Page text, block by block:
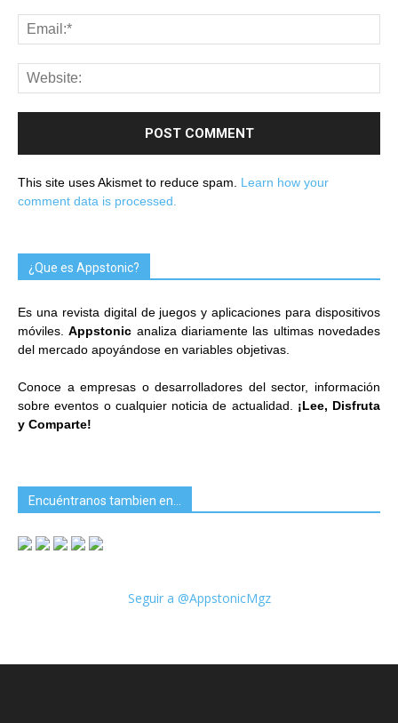
This site uses Akismet to reduce spam. Learn how your
comment data is processed.
¿Que es Appstonic?
Es una revista digital de juegos y aplicaciones para dispositivos
móviles.Appstonic analiza diariamente las ultimas novedades
del mercado apoyándose en variables objetivas.
Conoce a empresas o desarrolladores del sector, información
sobre eventos o cualquier noticia de actualidad. ¡Lee, Disfruta
y Comparte!
Encuéntranos tambien en…
Seguir a @AppstonicMgz